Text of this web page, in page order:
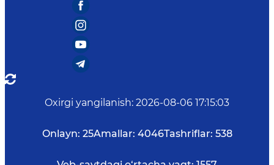
Oxirgi yangilanish: 2026-08-06 17:15:03
Onlayn: 25Amallar: 4046Tashriflar: 538